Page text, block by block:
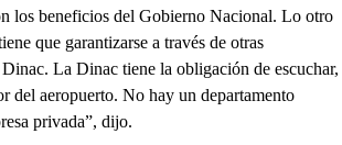
los beneficios del Gobierno Nacional. Lo otro
que garantizarse a través de otras
La Dinac tiene la obligación de escuchar,
del aeropuerto. No hay un departamento
privada”, dijo.